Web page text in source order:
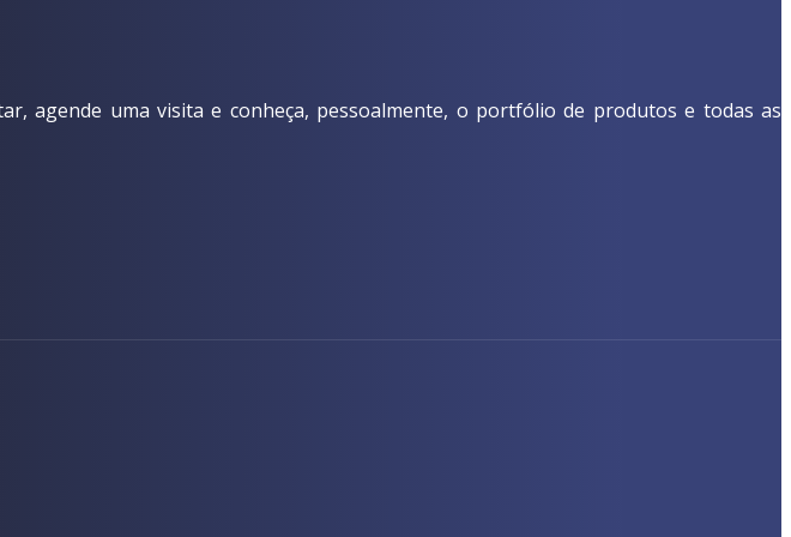
agende uma visita e conheça, pessoalmente, o portfólio de produtos e todas as